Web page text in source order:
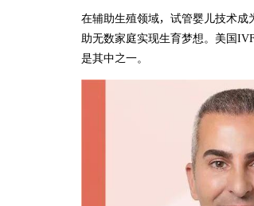
在辅助生殖领域，试管婴儿技术成
助无数家庭实现生育梦想。美国
是其中之一。